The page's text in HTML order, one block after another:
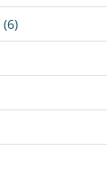
(6)